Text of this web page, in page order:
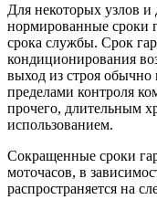
Для некоторых узлов и
нормированные сроки
срока службы. Срок
кондиционирования
выход из строя
пределами контроля
прочего, длительным
использованием.
Сокращенные сроки
моточасов, в
распространяется на